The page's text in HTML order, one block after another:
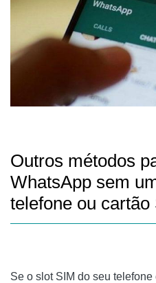
Outros métodos
WhatsApp sem
telefone ou cartão
Se o slot SIM do seu